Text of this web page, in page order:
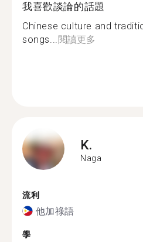
我喜歡談論的話題
Chinese culture and
songs...閱讀更多
K.
Naga
流利
他加祿語
學